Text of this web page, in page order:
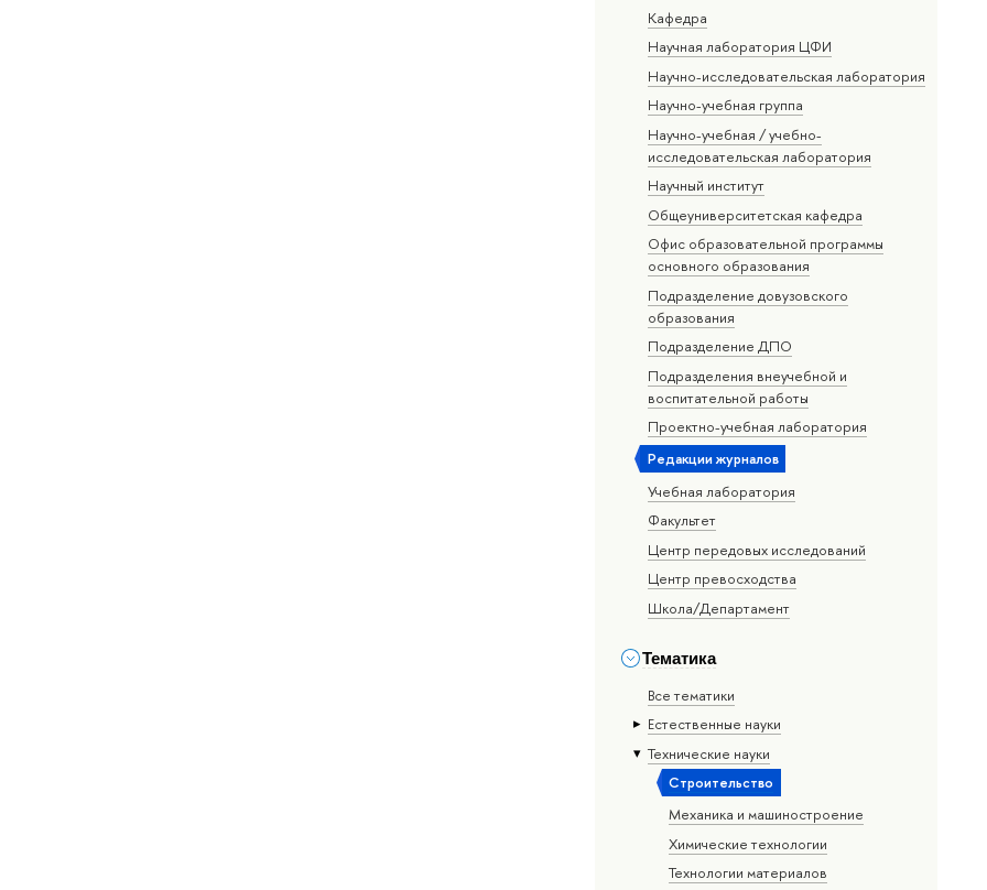
Кафедра
Научная лаборатория ЦФИ
Научно-исследовательская лаборатория
Научно-учебная группа
Научно-учебная / учебно-
исследовательская лаборатория
Научный институт
Общеуниверситетская кафедра
Офис образовательной программы
основного образования
Подразделение довузовского
образования
Подразделение ДПО
Подразделения внеучебной и
воспитательной работы
Проектно-учебная лаборатория
Редакции журналов
Учебная лаборатория
Факультет
Центр передовых исследований
Центр превосходства
Школа/Департамент
Тематика
Все тематики
Естественные науки
Тех­ничес­кие науки
Строительство
Механика и машиностроение
Химические технологии
Технологии материалов